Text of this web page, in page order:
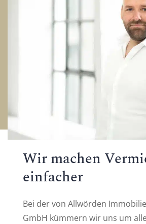
Wir machen
einfacher
Bei der von Allwörden
GmbH kümmern wir uns um